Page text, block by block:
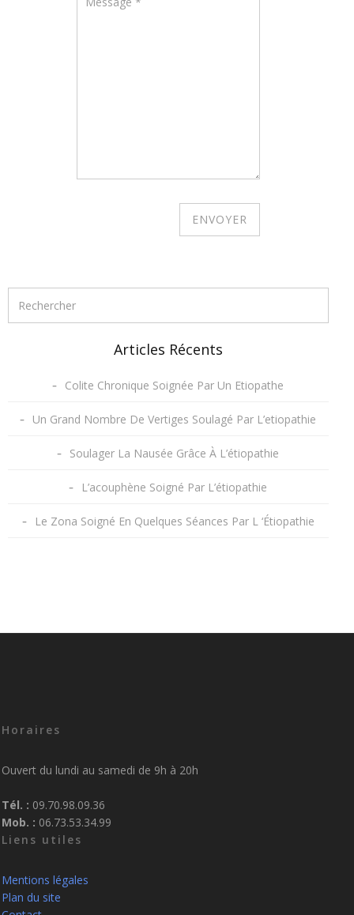
Articles Récents
Colite Chronique Soignée Par Un Etiopathe
Un Grand Nombre De Vertiges Soulagé Par L’etiopathie
Soulager La Nausée Grâce À L’étiopathie
L’acouphène Soigné Par L’étiopathie
Le Zona Soigné En Quelques Séances Par L ‘Étiopathie
Horaires
Ouvert du lundi au samedi de 9h à 20h
Tél. : 09.70.98.09.36
Mob. : 06.73.53.34.99
Liens utiles
Mentions légales
Plan du site